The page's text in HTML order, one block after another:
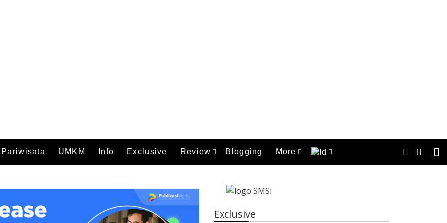
Pariwisata UMKM Info Exclusive Review Blogging More
Exclusive